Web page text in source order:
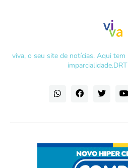
viva, o seu site de notícias. Aqui